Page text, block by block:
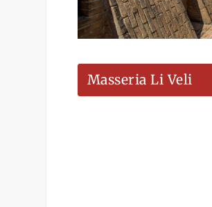
Masseria Li Veli